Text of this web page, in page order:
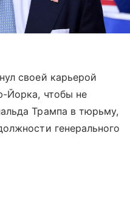
своей карьерой
Йорка, чтобы не
Трампа в тюрьму,
генерального